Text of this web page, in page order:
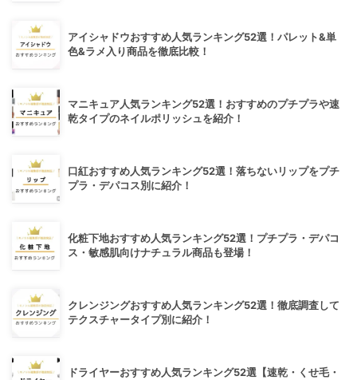
アイシャドウおすすめ人気ランキング52選！パレット&単
色&ラメ入り商品を徹底比較！
マニキュア人気ランキング52選！おすすめのプチプラや速
乾タイプのネイルポリッシュを紹介！
口紅おすすめ人気ランキング52選！落ちないリップをプチ
プラ・デパコス別に紹介！
化粧下地おすすめ人気ランキング52選！プチプラ・デパコ
ス・敏感肌向けナチュラル商品も登場！
クレンジングおすすめ人気ランキング52選！徹底調査して
テクスチャータイプ別に紹介！
ドライヤーおすすめ人気ランキング52選【速乾・くせ毛・